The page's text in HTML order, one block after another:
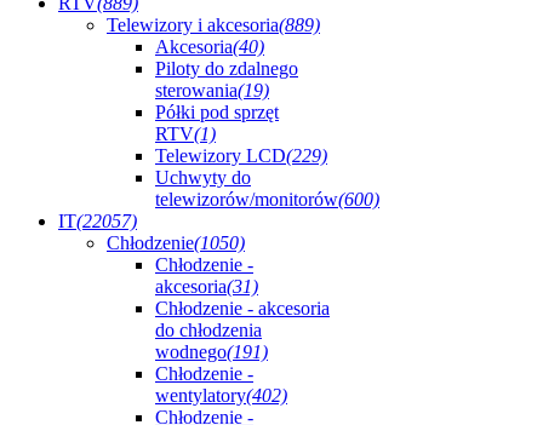
Telewizory i akcesoria(889)
Akcesoria(40)
Piloty do zdalnego
sterowania(19)
Półki pod sprzęt
RTV(1)
Telewizory LCD(229)
Uchwyty do
telewizorów/monitorów(600)
IT(22057)
Chłodzenie(1050)
Chłodzenie -
akcesoria(31)
Chłodzenie - akcesoria
do chłodzenia
wodnego(191)
Chłodzenie -
wentylatory(402)
Chłodzenie -